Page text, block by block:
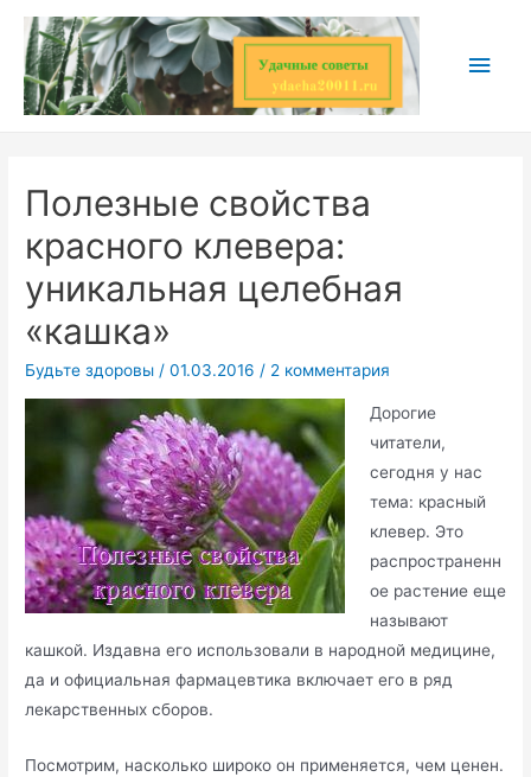
Перейти
содержимому
Полезные свойства
красного клевера:
уникальная целебная
«кашка»
Будьте здоровы /01.03.2016 / 2 комментария
Дорогие
читатели,
сегодня у нас
тема: красный
клевер. Это
распространенн
ое растение еще
называют
кашкой. Издавна его использовали в народной медицине,
да и официальная фармацевтика включает его в ряд
лекарственных сборов.
Посмотрим, насколько широко он применяется, чем ценен.